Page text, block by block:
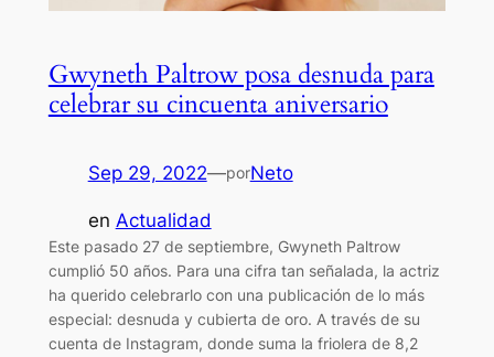
Gwyneth Paltrow posa desnuda para
celebrar su cincuenta aniversario
Sep 29, 2022—porNeto
en Actualidad
Este pasado 27 de septiembre, Gwyneth Paltrow
cumplió 50 años. Para una cifra tan señalada, la actriz
ha querido celebrarlo con una publicación de lo más
especial: desnuda y cubierta de oro. A través de su
cuenta de Instagram, donde suma la friolera de 8,2